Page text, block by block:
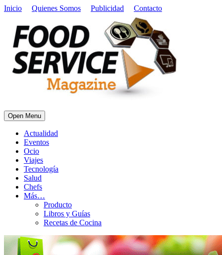
Inicio Quienes Somos Publicidad Contacto
Open Menu
Actualidad
Eventos
Ocio
Viajes
Tecnología
Salud
Chefs
Más…
Producto
Libros y Guías
Recetas de Cocina